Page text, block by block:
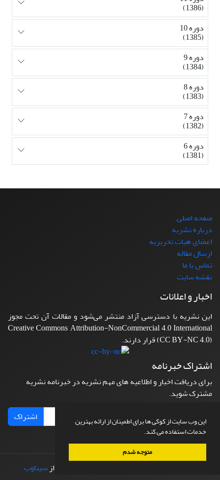
این وب سایت از کوکی ها برای اطمینان از ارائه بهترین
خدمات استفاده می کند.
متوجه شدم
(1386)
دوره 10
(1385)
دوره 9
(1384)
دوره 8
(1383)
دوره 7
(1382)
دوره 6
(1381)
صفحه اصلی
درباره نشریه
اعضای هیات تحریریه
ارسال مقاله
تماس با ما
نقشه سایت
اخبار و اعلانات
این نشریه با دسترسی آزاد منتشر می‌شود و مقالات آن تحت مجوز
Creative Commons Attribution-NonCommercial 4.0 International
(CC BY-NC 4.0) قرار دارند.
اشتراک خبرنامه
برای دریافت اخبار و اطلاعیه های مهم نشریه در خبرنامه نشریه
مشترک شوید.
اشتراک
طراحی و پیاده سازی از سیناوب